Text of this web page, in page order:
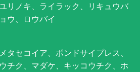
リノキ、ライラック、リキュウバ
ウ、ロウバイ
タセコイア、ポンドサイプレス、
チク、マダケ、キッコウチク、ホ